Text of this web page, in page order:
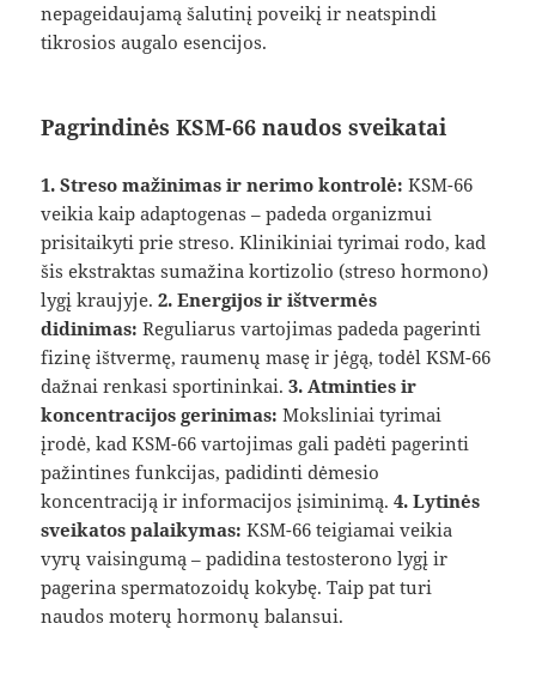
nepageidaujamą šalutinį poveikį ir neatspindi
tikrosios augalo esencijos.
Pagrindinės KSM-66 naudos sveikatai
1. Streso mažinimas ir nerimo kontrolė: KSM-66
veikia kaip adaptogenas – padeda organizmui
prisitaikyti prie streso. Klinikiniai tyrimai rodo, kad
šis ekstraktas sumažina kortizolio (streso hormono)
lygį kraujyje.2. Energijos ir ištvermės
didinimas: Reguliarus vartojimas padeda pagerinti
fizinę ištvermę, raumenų masę ir jėgą, todėl KSM-66
dažnai renkasi sportininkai.3. Atminties ir
koncentracijos gerinimas: Moksliniai tyrimai
įrodė, kad KSM-66 vartojimas gali padėti pagerinti
pažintines funkcijas, padidinti dėmesio
koncentraciją ir informacijos įsiminimą.4. Lytinės
sveikatos palaikymas: KSM-66 teigiamai veikia
vyrų vaisingumą – padidina testosterono lygį ir
pagerina spermatozoidų kokybę. Taip pat turi
naudos moterų hormonų balansui.